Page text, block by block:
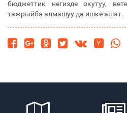
бюджеттик негизде окутуу,
тажрыйба алмашуу да ишке ашат.